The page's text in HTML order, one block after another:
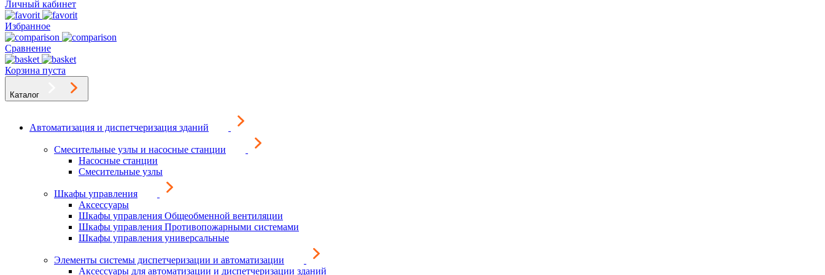
Личный кабинет
Избранное
Сравнение
Корзина пуста
Каталог
Автоматизация и диспетчеризация зданий
Смесительные узлы и насосные станции
Насосные станции
Смесительные узлы
Шкафы управления
Аксессуары
Шкафы управления Общеобменной вентиляции
Шкафы управления Противопожарными системами
Шкафы управления универсальные
Элементы системы диспетчеризации и автоматизации
Аксессуары для автоматизации и диспетчеризации зданий